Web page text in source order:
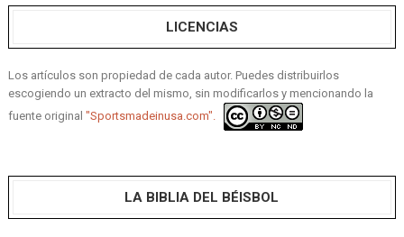
LICENCIAS
Los artículos son propiedad de cada autor. Puedes distribuirlos
escogiendo un extracto del mismo, sin modificarlos y mencionando la
fuente original "Sportsmadeinusa.com".
LA BIBLIA DEL BÉISBOL